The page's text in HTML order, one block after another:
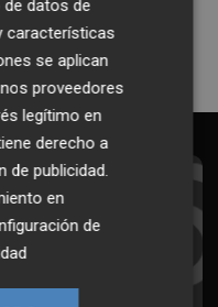
hora en tu email
datos de
características
se aplican
proveedores
legítimo en
derecho a
de publicidad.
en
de